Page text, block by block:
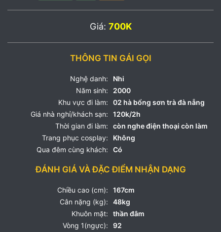
Giá: 700K
THÔNG TIN GÁI GỌI
Nghệ danh:
Nhi
Năm sinh:
2000
Khu vực đi làm:
02 hà bổng sơn trà đà nẵng
Giá nhà nghỉ/khách sạn:
120k/2h
Thời gian đi làm:
còn nghe điện thoại còn làm
Trang phục cosplay:
Không
Qua đêm cùng khách:
Có
ĐÁNH GIÁ VÀ ĐẶC ĐIỂM NHẬN DẠNG
Chiều cao (cm):
167cm
Cân nặng (kg):
48kg
Khuôn mặt:
thần đâm
Vòng 1(ngực):
92